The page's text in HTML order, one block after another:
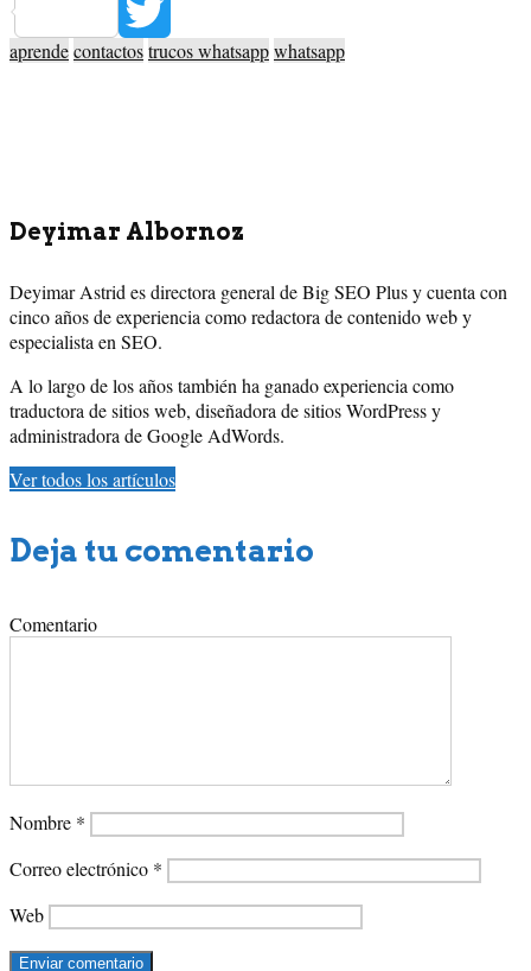
Pinterest
Twitter
aprendecontactostrucos whatsappwhatsapp
Deyimar Albornoz
Deyimar Astrid es directora general de Big SEO Plus y cuenta con
cinco años de experiencia como redactora de contenido web y
especialista en SEO.
A lo largo de los años también ha ganado experiencia como
traductora de sitios web, diseñadora de sitios WordPress y
administradora de Google AdWords.
Ver todos los artículos
Deja tu comentario
Comentario
Nombre *
Correo electrónico *
Web